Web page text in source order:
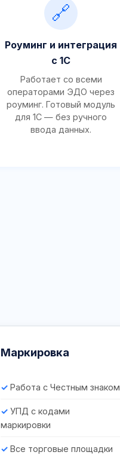
🔗
Роуминг и интеграция
с 1С
Работает со всеми
операторами ЭДО через
роуминг. Готовый модуль
для 1С — без ручного
ввода данных.
Маркировка
Работа с Честным знаком
УПД с кодами
маркировки
Все торговые площадки